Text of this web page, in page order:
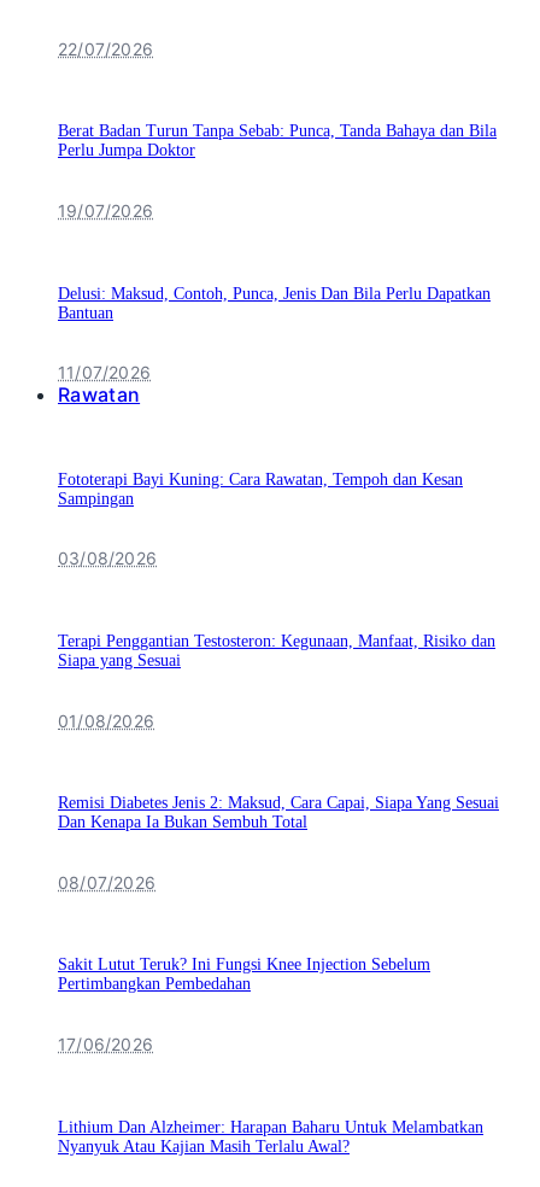
22/07/2026
Berat Badan Turun Tanpa Sebab: Punca, Tanda Bahaya dan Bila
Perlu Jumpa Doktor
19/07/2026
Delusi: Maksud, Contoh, Punca, Jenis Dan Bila Perlu Dapatkan
Bantuan
11/07/2026
Rawatan
Fototerapi Bayi Kuning: Cara Rawatan, Tempoh dan Kesan
Sampingan
03/08/2026
Terapi Penggantian Testosteron: Kegunaan, Manfaat, Risiko dan
Siapa yang Sesuai
01/08/2026
Remisi Diabetes Jenis 2: Maksud, Cara Capai, Siapa Yang Sesuai
Dan Kenapa Ia Bukan Sembuh Total
08/07/2026
Sakit Lutut Teruk? Ini Fungsi Knee Injection Sebelum
Pertimbangkan Pembedahan
17/06/2026
Lithium Dan Alzheimer: Harapan Baharu Untuk Melambatkan
Nyanyuk Atau Kajian Masih Terlalu Awal?